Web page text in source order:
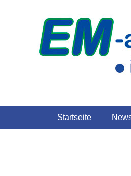
Hauptmenü
Zum
Startseite